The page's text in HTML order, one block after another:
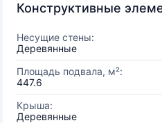
Конструктивные
Несущие стены:
Деревянные
Площадь подвала, м²:
447.6
Крыша:
Деревянные